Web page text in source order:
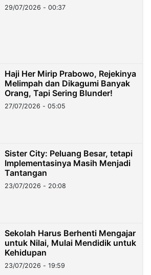
29/07/2026 - 00:37
Haji Her Mirip Prabowo, Rejekinya
Melimpah dan Dikagumi Banyak
Orang, Tapi Sering Blunder!
27/07/2026 - 05:05
Sister City: Peluang Besar, tetapi
Implementasinya Masih Menjadi
Tantangan
23/07/2026 - 20:08
Sekolah Harus Berhenti Mengajar
untuk Nilai, Mulai Mendidik untuk
Kehidupan
23/07/2026 - 19:59